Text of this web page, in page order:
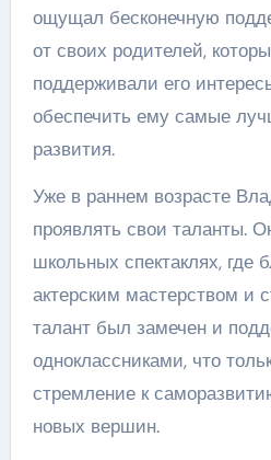
ощущал бесконечную
от своих родителей,
поддерживали его
обеспечить ему самые
развития.
Уже в раннем возрасте
проявлять свои таланты.
школьных спектаклях, где
актерским мастерством и
талант был замечен и
одноклассниками, что
стремление к
новых вершин.